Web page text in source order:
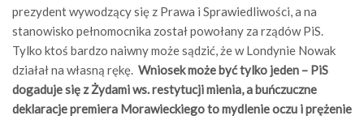
prezydent wywodzący się z Prawa i Sprawiedliwości, a na
stanowisko pełnomocnika został powołany za rządów PiS.
Tylko ktoś bardzo naiwny może sądzić, że w Londynie Nowak
działał na własną rękę. Wniosek może być tylko jeden – PiS
dogaduje się z Żydami ws. restytucji mienia, a buńczuczne
deklaracje premiera Morawieckiego to mydlenie oczu i prężenie